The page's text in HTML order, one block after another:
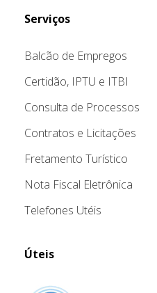
Serviços
Balcão de Empregos
Certidão, IPTU e ITBI
Consulta de Processos
Contratos e Licitações
Fretamento Turístico
Nota Fiscal Eletrônica
Telefones Utéis
Úteis